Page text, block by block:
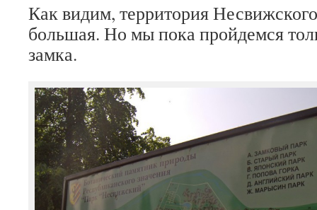
Как видим, территория
большая. Но мы пока пройдемся
замка.